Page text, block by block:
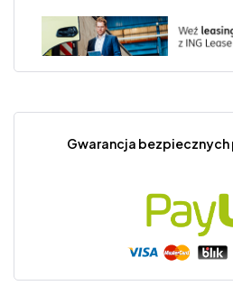
Gwarancja bezpiecznych